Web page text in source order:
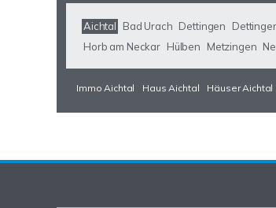
Aichtal Bad Urach Dettingen
Horb am Neckar Hülben Metzingen
Immo Aichtal Haus Aichtal Häuser Aichtal